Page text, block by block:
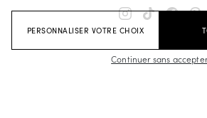
PERSONNALISER VOTRE CHOIX
Continuer sans accepter
Sandales & Espadrilles
Sacoches Business
Baskets Blanches Homme